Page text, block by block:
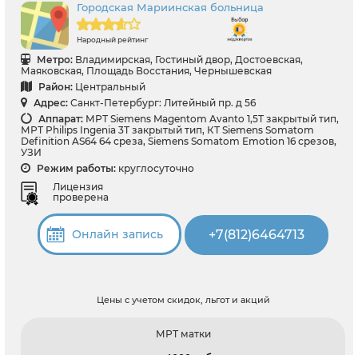
Городская Мариинская больница
Народный рейтинг
Метро: Владимирская, Гостиный двор, Достоевская,
Маяковская, Площадь Восстания, Чернышевская
Район: Центральный
Адрес: Санкт-Петербург: Литейный пр. д 56
Аппарат: МРТ Siemens Magentom Avanto 1,5Т закрытый тип,
МРТ Philips Ingenia 3Т закрытый тип, КТ Siemens Somatom
Definition AS64 64 среза, Siemens Somatom Emotion 16 срезов,
УЗИ
Режим работы: круглосуточно
Лицензия
проверена
Онлайн запись +7(812)6464713
Цены с учетом скидок, льгот и акций
МРТ матки